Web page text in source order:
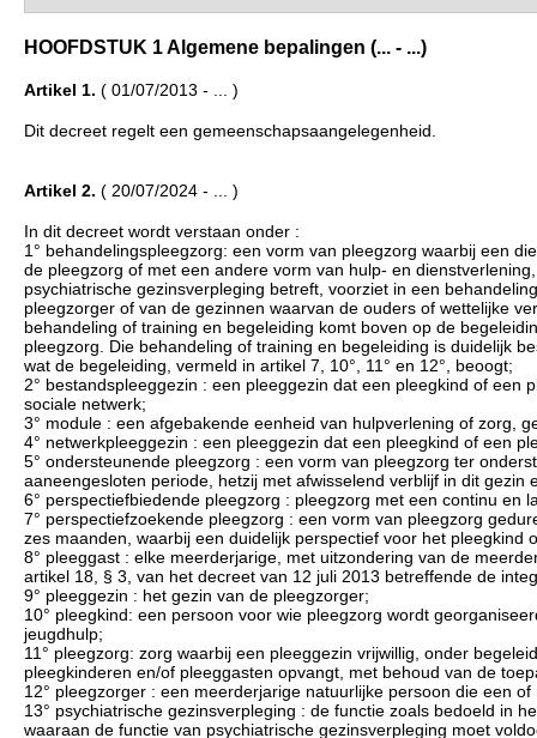
HOOFDSTUK 1 Algemene bepalingen (... - ...)
Artikel 1. ( 01/07/2013 - ... )
Dit decreet regelt een gemeenschapsaangelegenheid.
Artikel 2. ( 20/07/2024 - ... )
In dit decreet wordt verstaan onder :
1° behandelingspleegzorg: een vorm van pleegzorg waarbij een
de pleegzorg of met een andere vorm van hulp- en
psychiatrische gezinsverpleging betreft, voorziet in een
pleegzorger of van de gezinnen waarvan de ouders of wettelijke
behandeling of training en begeleiding komt boven op de
pleegzorg. Die behandeling of training en begeleiding is duidelijk
wat de begeleiding, vermeld in artikel 7, 10°, 11° en 12°, beoogt;
2° bestandspleeggezin : een pleeggezin dat een pleegkind of
sociale netwerk;
3° module : een afgebakende eenheid van hulpverlening of zorg,
4° netwerkpleeggezin : een pleeggezin dat een pleegkind of een
5° ondersteunende pleegzorg : een vorm van pleegzorg ter
aaneengesloten periode, hetzij met afwisselend verblijf in dit
6° perspectiefbiedende pleegzorg : pleegzorg met een continu en
7° perspectiefzoekende pleegzorg : een vorm van pleegzorg
zes maanden, waarbij een duidelijk perspectief voor het pleegkind
8° pleeggast : elke meerderjarige, met uitzondering van de
artikel 18, § 3, van het decreet van 12 juli 2013 betreffende de
9° pleeggezin : het gezin van de pleegzorger;
10° pleegkind: een persoon voor wie pleegzorg wordt
jeugdhulp;
11° pleegzorg: zorg waarbij een pleeggezin vrijwillig, onder
pleegkinderen en/of pleeggasten opvangt, met behoud van de
12° pleegzorger : een meerderjarige natuurlijke persoon die een
13° psychiatrische gezinsverpleging : de functie zoals bedoeld in
waaraan de functie van psychiatrische gezinsverpleging moet